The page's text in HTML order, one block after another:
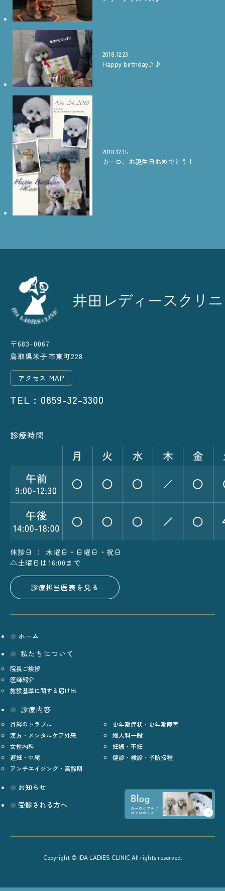
2018.12.23
Happy birthday♪♪
2018.12.15
カーロ、お誕生日おめでとう！
〒683-0067
鳥取県米子市東町228
アクセス MAP
TEL : 0859-32-3300
診療時間
休診日 ： 木曜日・日曜日・祝日
△土曜日は16:00まで
診療担当医表を見る
ホーム
私たちについて
院長ご挨拶
医師紹介
施設基準に関する届け出
診療内容
月経のトラブル
更年期症状・更年期障害
漢方・メンタルケア外来
婦人科一般
女性内科
妊娠・不妊
避妊・中絶
健診・検診・予防接種
アンチエイジング・高齢期
お知らせ
受診される方へ
Copyright © IDA LADIES CLINIC All rights reserved.